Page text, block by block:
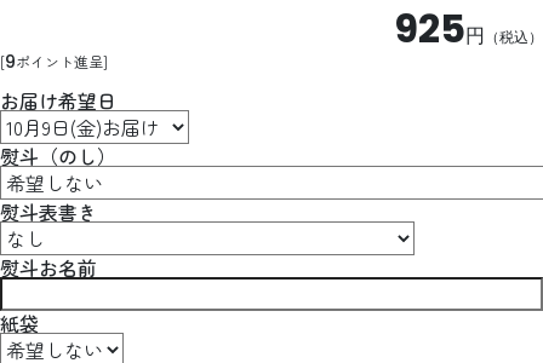
925円 （税込）
9ポイント進呈
お届け希望日
熨斗（のし）
熨斗表書き
熨斗お名前
紙袋